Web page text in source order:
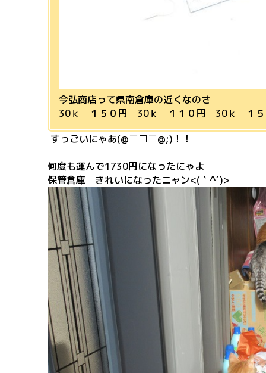
今弘商店って県南倉庫の近くなのさ
30ｋ １５０円 30ｋ １１０円 30ｋ １
すっごいにゃあ(@￣□￣@;)！！
何度も運んで1730円になったにゃよ
保管倉庫 きれいになったニャン<(｀^´)>